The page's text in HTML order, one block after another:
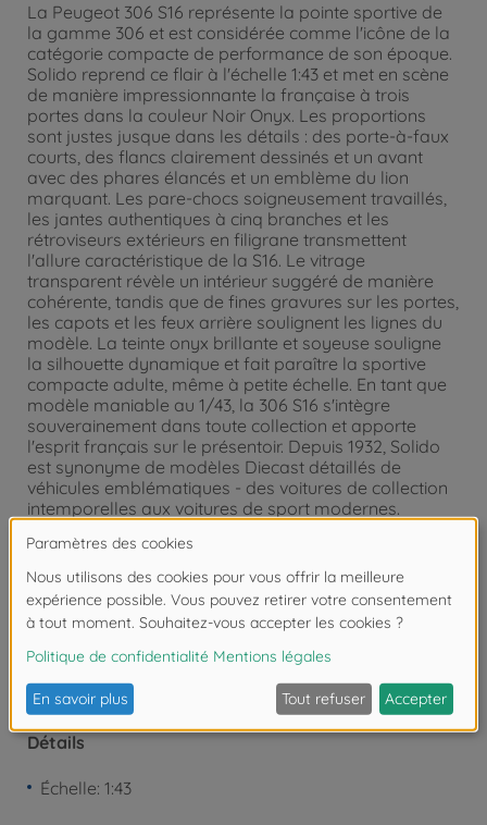
La Peugeot 306 S16 représente la pointe sportive de
la gamme 306 et est considérée comme l'icône de la
catégorie compacte de performance de son époque.
Solido reprend ce flair à l'échelle 1:43 et met en scène
de manière impressionnante la française à trois
portes dans la couleur Noir Onyx. Les proportions
sont justes jusque dans les détails : des porte-à-faux
courts, des flancs clairement dessinés et un avant
avec des phares élancés et un emblème du lion
marquant. Les pare-chocs soigneusement travaillés,
les jantes authentiques à cinq branches et les
rétroviseurs extérieurs en filigrane transmettent
l'allure caractéristique de la S16. Le vitrage
transparent révèle un intérieur suggéré de manière
cohérente, tandis que de fines gravures sur les portes,
les capots et les feux arrière soulignent les lignes du
modèle. La teinte onyx brillante et soyeuse souligne
la silhouette dynamique et fait paraître la sportive
compacte adulte, même à petite échelle. En tant que
modèle maniable au 1/43, la 306 S16 s'intègre
souverainement dans toute collection et apporte
l'esprit français sur le présentoir. Depuis 1932, Solido
est synonyme de modèles Diecast détaillés de
véhicules emblématiques - des voitures de collection
intemporelles aux voitures de sport modernes.
Attention !Ne convient pas aux enfants de
moins de 3 ans. Risque d'asphyxie lié à la
présence de pièces de petite taille.
Détails
Échelle: 1:43